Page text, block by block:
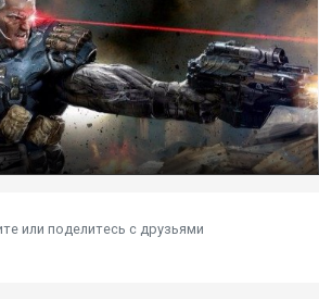
или поделитесь c друзьями